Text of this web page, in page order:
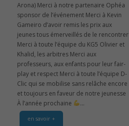
Arona) Merci à notre partenaire Ophéa
sponsor de l’événement Merci à Kevin
Gameiro d’avoir remis les prix aux
jeunes tous émerveillés de le rencontrer
Merci à toute l’équipe du KG5 Olivier et
Khalid, les arbitres Merci aux
professeurs, aux enfants pour leur fair-
play et respect Merci à toute l’équipe D-
Clic qui se mobilise sans relâche encore
et toujours en faveur de notre jeunesse
À l’année prochaine
...
en savoir +